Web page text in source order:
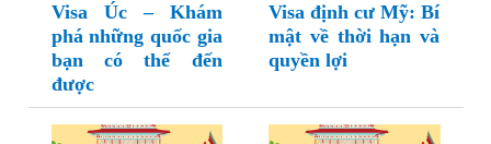
Visa Úc – Khám
phá những quốc gia
bạn có thể đến
được
Visa định cư Mỹ: Bí
mật về thời hạn và
quyền lợi